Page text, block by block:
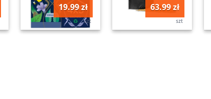
19.99 zł
szt
63.99 zł
szt